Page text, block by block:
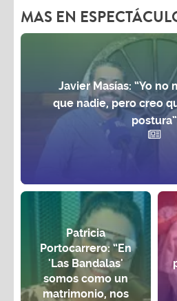
MAS EN
Javier Masías: “Yo no
que nadie, pero creo
postura”
Patricia
Portocarrero: “En
'Las Bandalas'
somos como un
matrimonio, nos